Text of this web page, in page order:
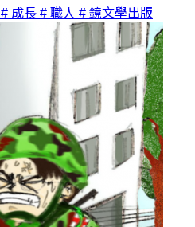
# 成長 # 職人 # 鏡文學出版